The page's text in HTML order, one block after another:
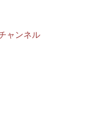
ャンネル